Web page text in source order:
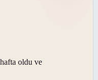
oldu ve